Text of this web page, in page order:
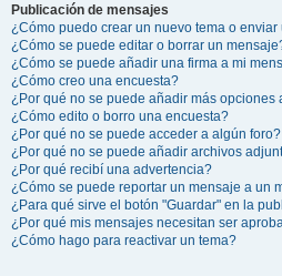
Publicación de mensajes
¿Cómo puedo crear un nuevo tema o
¿Cómo se puede editar o borrar un
¿Cómo se puede añadir una firma a mi
¿Cómo creo una encuesta?
¿Por qué no se puede añadir más opciones
¿Cómo edito o borro una encuesta?
¿Por qué no se puede acceder a algún foro?
¿Por qué no se puede añadir archivos
¿Por qué recibí una advertencia?
¿Cómo se puede reportar un mensaje a un
¿Para qué sirve el botón "Guardar" en la
¿Por qué mis mensajes necesitan ser
¿Cómo hago para reactivar un tema?